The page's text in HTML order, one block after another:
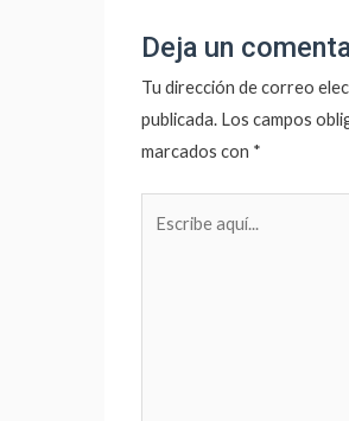
Deja un
Tu dirección de correo
publicada. Los campos
marcados con *